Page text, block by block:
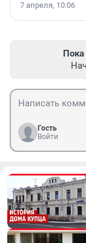
7 апреля, 10:06
Гость
Войти